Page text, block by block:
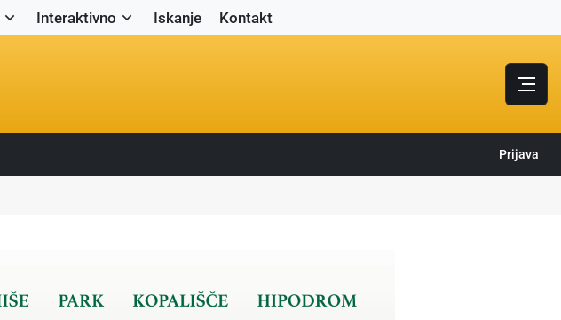
Interaktivno Iskanje Kontakt
Prijava